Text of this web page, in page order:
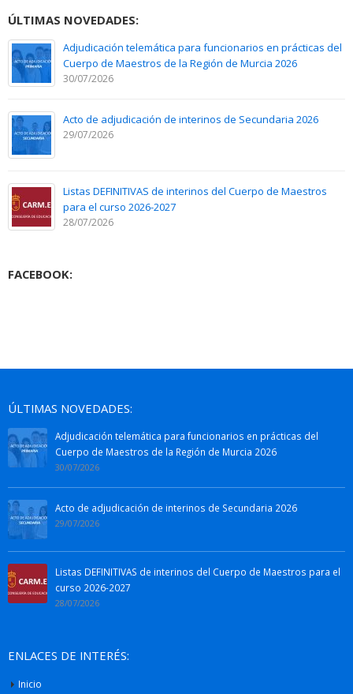
ÚLTIMAS NOVEDADES:
Adjudicación telemática para funcionarios en prácticas del
Cuerpo de Maestros de la Región de Murcia 2026
30/07/2026
Acto de adjudicación de interinos de Secundaria 2026
29/07/2026
Listas DEFINITIVAS de interinos del Cuerpo de Maestros
para el curso 2026-2027
28/07/2026
FACEBOOK:
ÚLTIMAS NOVEDADES:
Adjudicación telemática para funcionarios en prácticas del
Cuerpo de Maestros de la Región de Murcia 2026
30/07/2026
Acto de adjudicación de interinos de Secundaria 2026
29/07/2026
Listas DEFINITIVAS de interinos del Cuerpo de Maestros para el
curso 2026-2027
28/07/2026
ENLACES DE INTERÉS:
Inicio